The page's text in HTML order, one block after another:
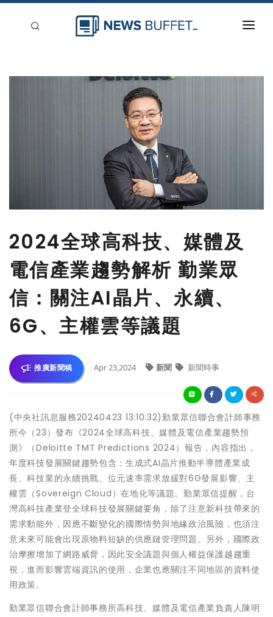
2024全球高科技、媒體及
電信產業趨勢解析 勤業眾
信：關注AI晶片、永續、
6G、主權雲等議題
推廣新聞稿 Apr 23,2024 新聞 新聞時事
(中央社訊息服務20240423 13:10:32)勤業眾信聯合會計師事務
所今（23）發布《2024全球高科技、媒體及電信產業趨勢預
測》（Deloitte TMT Predictions 2024）報告，內容指出，
年度科技發展關鍵趨勢包含：生成式AI晶片推動半導體產業成
長、科技業的永續挑戰、位元速率需求放緩對6G發展影響、主
權雲（Sovereign Cloud）在地化等議題。勤業眾信提醒，台
灣高科技產業登全球科技發展關鍵要角，除了注意新科技帶來的
需求動能外，因應不斷變化的國際情勢與地緣政治風險，也須注
意未來可能會出現原物料短缺的供應鏈管理問題。另外，國際政
治摩擦增加了網路威脅，因此安全議題與個人權益保護越趨重
視，進而影響雲端資訊的使用，企業也應關注不同地區的資料使
用政策。
勤業眾信聯合會計師事務所高科技、媒體及電信產業負責人陳明